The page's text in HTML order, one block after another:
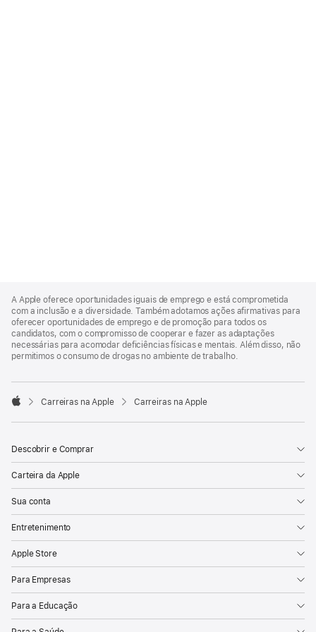
Footer
A Apple oferece oportunidades iguais de emprego e está comprometida
com a inclusão e a diversidade. Também adotamos ações afirmativas para
oferecer oportunidades de emprego e de promoção para todos os
candidatos, com o compromisso de cooperar e fazer as adaptações
necessárias para acomodar deficiências físicas e mentais. Além disso, não
permitimos o consumo de drogas no ambiente de trabalho.

Carreiras na Apple Carreiras na Apple
Descobrir e Comprar
Carteira da Apple
Sua conta
Entretenimento
Apple Store
Para Empresas
Para a Educação